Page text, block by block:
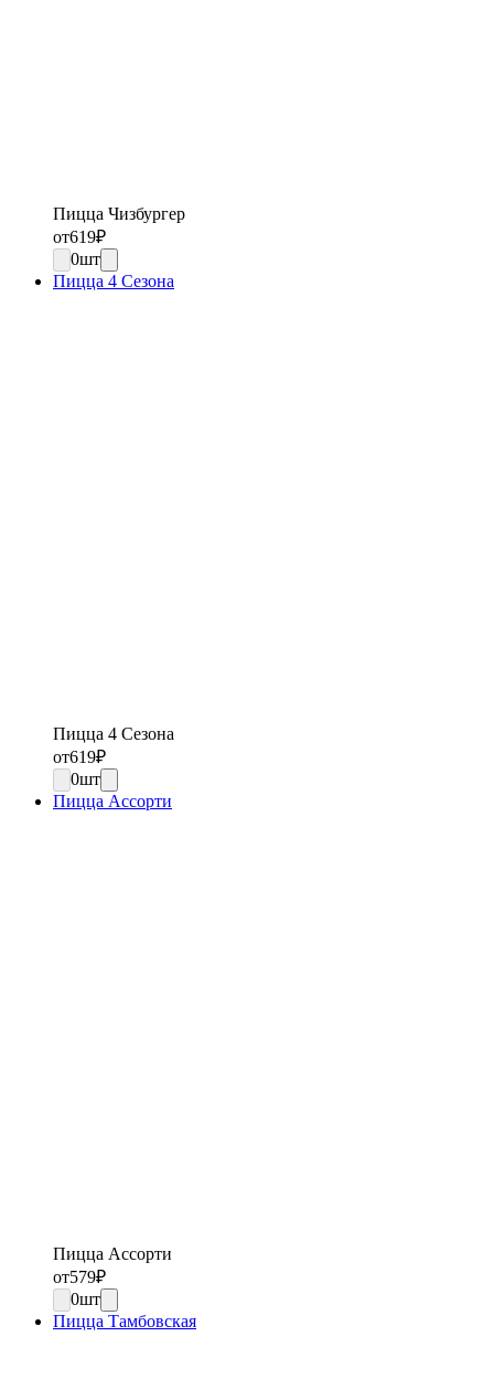
Пицца Чизбургер
от619₽
0шт
Пицца 4 Сезона
Пицца 4 Сезона
от619₽
0шт
Пицца Ассорти
Пицца Ассорти
от579₽
0шт
Пицца Тамбовская